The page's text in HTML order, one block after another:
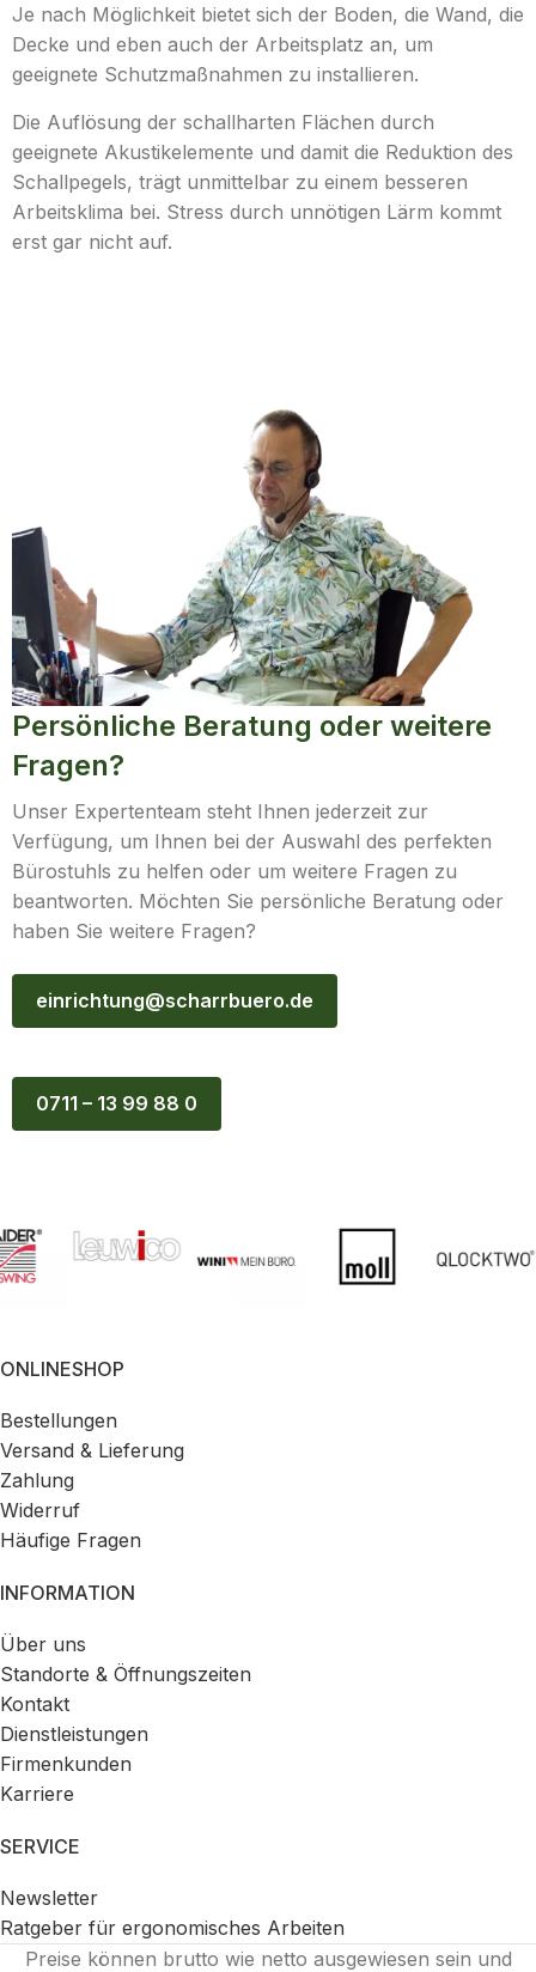
Je nach Möglichkeit bietet sich der Boden, die Wand, die
Decke und eben auch der Arbeitsplatz an, um
geeignete Schutzmaßnahmen zu installieren.
Die Auflösung der schallharten Flächen durch
geeignete Akustikelemente und damit die Reduktion des
Schallpegels, trägt unmittelbar zu einem besseren
Arbeitsklima bei. Stress durch unnötigen Lärm kommt
erst gar nicht auf.
Persönliche Beratung oder weitere
Fragen?
Unser Expertenteam steht Ihnen jederzeit zur
Verfügung, um Ihnen bei der Auswahl des perfekten
Bürostuhls zu helfen oder um weitere Fragen zu
beantworten. Möchten Sie persönliche Beratung oder
haben Sie weitere Fragen?
einrichtung@scharrbuero.de
0711 – 13 99 88 0
ONLINESHOP
Bestellungen
Versand & Lieferung
Zahlung
Widerruf
Häufige Fragen
INFORMATION
Über uns
Standorte & Öffnungszeiten
Kontakt
Dienstleistungen
Firmenkunden
Karriere
SERVICE
Newsletter
Ratgeber für ergonomisches Arbeiten
Preise können brutto wie netto ausgewiesen sein und